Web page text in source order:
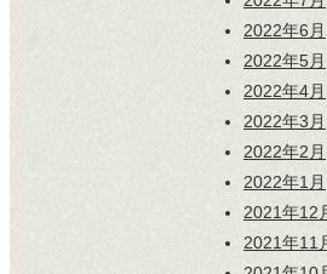
2022年6月
2022年5月
2022年4月
2022年3月
2022年2月
2022年1月
2021年12
2021年11